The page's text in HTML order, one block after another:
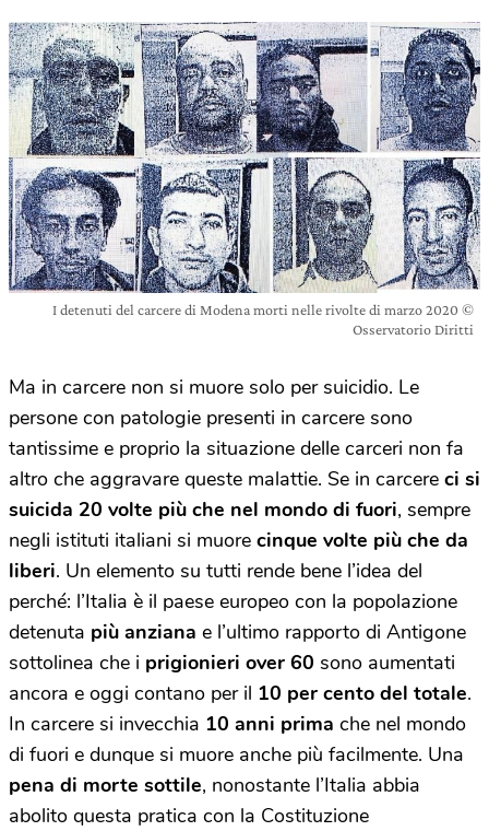
I detenuti del carcere di Modena morti nelle rivolte di marzo 2020 ©
Osservatorio Diritti
Ma in carcere non si muore solo per suicidio. Le
persone con patologie presenti in carcere sono
tantissime e proprio la situazione delle carceri non fa
altro che aggravare queste malattie. Se in carcere ci si
suicida 20 volte più che nel mondo di fuori, sempre
negli istituti italiani si muore cinque volte più che da
liberi. Un elemento su tutti rende bene l’idea del
perché: l’Italia è il paese europeo con la popolazione
detenuta più anziana e l’ultimo rapporto di Antigone
sottolinea che i prigionieri over 60 sono aumentati
ancora e oggi contano per il 10 per cento del totale.
In carcere si invecchia 10 anni prima che nel mondo
di fuori e dunque si muore anche più facilmente. Una
pena di morte sottile, nonostante l’Italia abbia
abolito questa pratica con la Costituzione